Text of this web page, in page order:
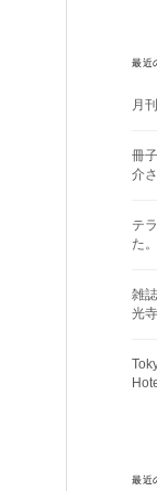
最近
月
冊
介
テ
た。
雑
光
最近